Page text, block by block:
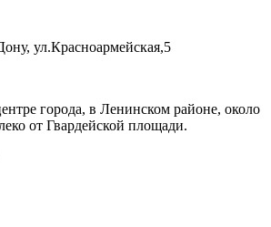
ул.Красноармейская,5
города, в Ленинском районе, около
от Гвардейской площади.